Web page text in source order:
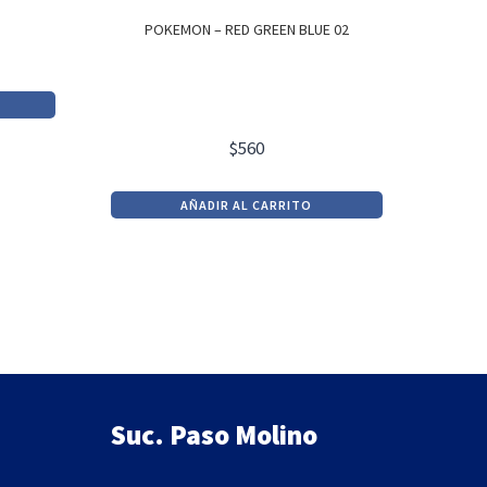
POKEMON – RED GREEN BLUE 02
$560
AÑADIR AL CARRITO
Suc. Paso Molino